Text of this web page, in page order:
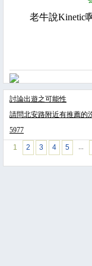
老牛說Kinetic
討論出遊之可能性
請問北安路附近有推薦的
5977
1 2 3 4 5 …